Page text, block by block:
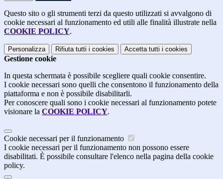
Questo sito o gli strumenti terzi da questo utilizzati si avvalgono di
cookie necessari al funzionamento ed utili alle finalità illustrate nella
COOKIE POLICY.
Personalizza Rifiuta tutti i cookies Accetta tutti i cookies
Gestione cookie
In questa schermata è possibile scegliere quali cookie consentire.
I cookie necessari sono quelli che consentono il funzionamento della
piattaforma e non è possibile disabilitarli.
Per conoscere quali sono i cookie necessari al funzionamento potete
visionare la COOKIE POLICY.
Cookie necessari per il funzionamento
I cookie necessari per il funzionamento non possono essere
disabilitati. È possibile consultare l'elenco nella pagina della cookie
policy.